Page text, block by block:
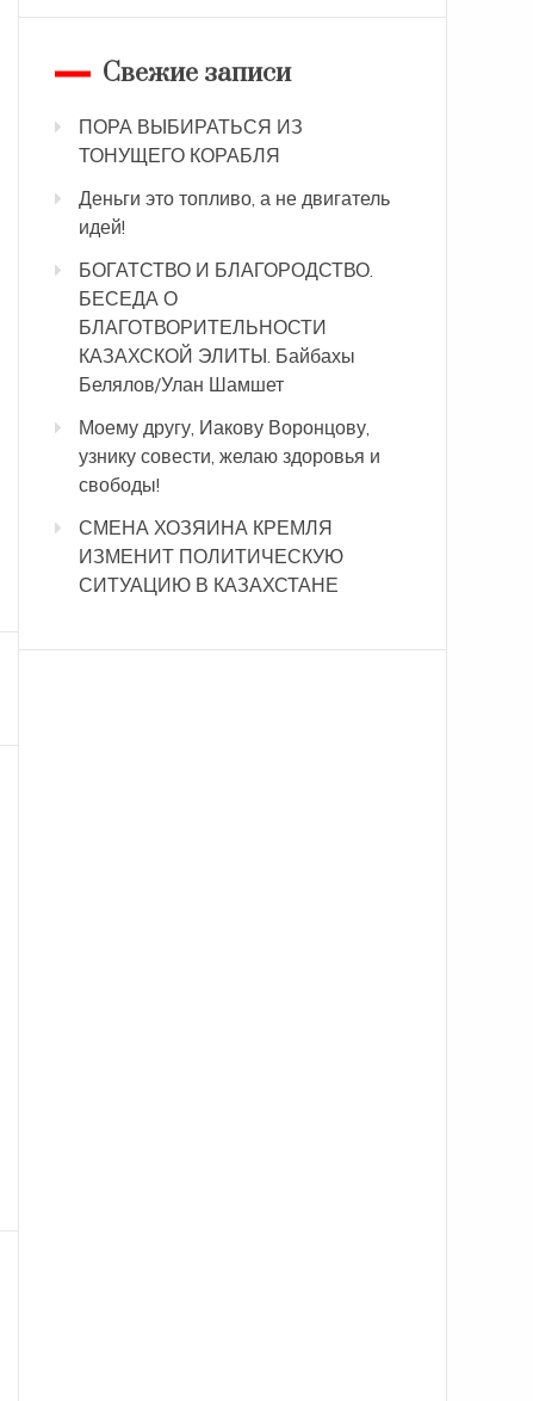
Свежие записи
ПОРА ВЫБИРАТЬСЯ ИЗ
ТОНУЩЕГО КОРАБЛЯ
Деньги это топливо, а не двигатель
идей!
БОГАТСТВО И БЛАГОРОДСТВО.
БЕСЕДА О
БЛАГОТВОРИТЕЛЬНОСТИ
КАЗАХСКОЙ ЭЛИТЫ. Байбахы
Белялов/Улан Шамшет
Моему другу, Иакову Воронцову,
узнику совести, желаю здоровья и
свободы!
СМЕНА ХОЗЯИНА КРЕМЛЯ
ИЗМЕНИТ ПОЛИТИЧЕСКУЮ
СИТУАЦИЮ В КАЗАХСТАНЕ